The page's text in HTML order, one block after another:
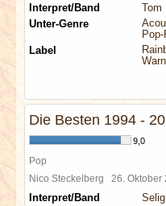
Interpret/Band
Tom
Unter-Genre
Label
Die Besten 1994 -
9,0
Pop
Nico Steckelberg 26. Oktober
Interpret/Band
Selig